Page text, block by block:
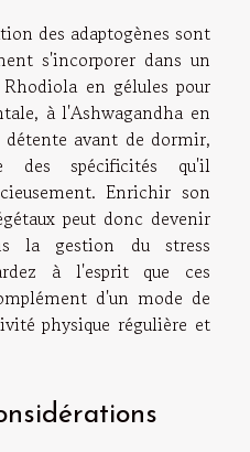
des adaptogènes sont
s'incorporer dans un
en gélules pour
à l'Ashwagandha en
avant de dormir,
des spécificités qu'il
Enrichir son
peut donc devenir
la gestion du stress
à l'esprit que ces
d'un mode de
physique régulière et